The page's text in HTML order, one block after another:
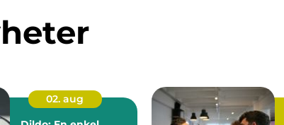
02. aug